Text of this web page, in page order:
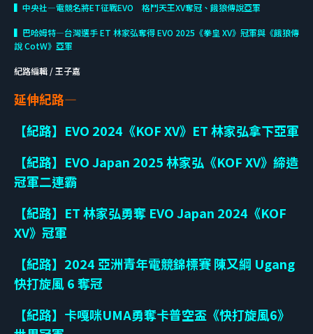
▍中央社—電競名將ET征戰EVO 格鬥天王XV奪冠、餓狼傳說亞軍
▍巴哈姆特—台灣選手 ET 林家弘奪得 EVO 2025《拳皇 XV》冠軍與《餓狼傳
說 CotW》亞軍
紀路編輯 / 王子嘉
延伸紀路—
【紀路】EVO 2024《KOF XV》ET 林家弘拿下亞軍
【紀路】EVO Japan 2025 林家弘《KOF XV》締造
冠軍二連霸
【紀路】ET 林家弘勇奪 EVO Japan 2024《KOF
XV》冠軍
【紀路】2024 亞洲青年電競錦標賽 陳又綱 Ugang
快打旋風 6 奪冠
【紀路】卡嘎咪UMA勇奪卡普空盃《快打旋風6》